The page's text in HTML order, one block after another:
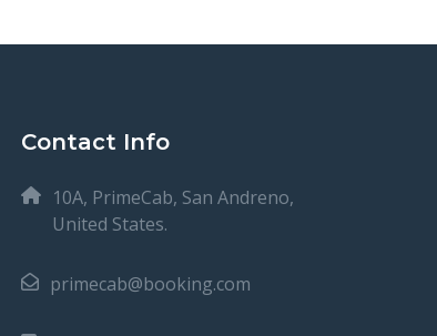
Contact Info
10A, PrimeCab, San Andreno,
United States.
primecab@booking.com